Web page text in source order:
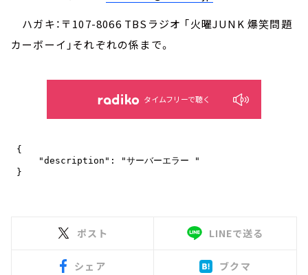
ハガキ：〒107-8066 TBSラジオ 「火曜JUNK 爆笑問題
カーボーイ」それぞれの係まで。
タイムフリーで聴く
ポスト LINEで送る
シェア ブクマ